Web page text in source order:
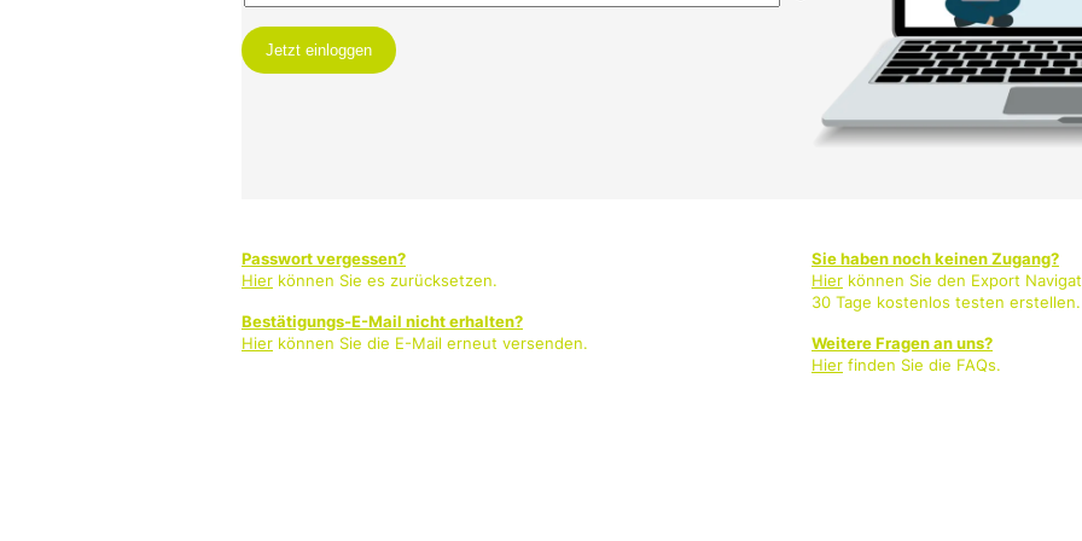
Passwort vergessen?
Hier können Sie es zurücksetzen.
Bestätigungs-E-Mail nicht erhalten?
Hier können Sie die E-Mail erneut versenden.
Sie haben noch keinen Zugang?
Hier können Sie den Export
30 Tage kostenlos testen erstellen.
Weitere Fragen an uns?
Hier finden Sie die FAQs.